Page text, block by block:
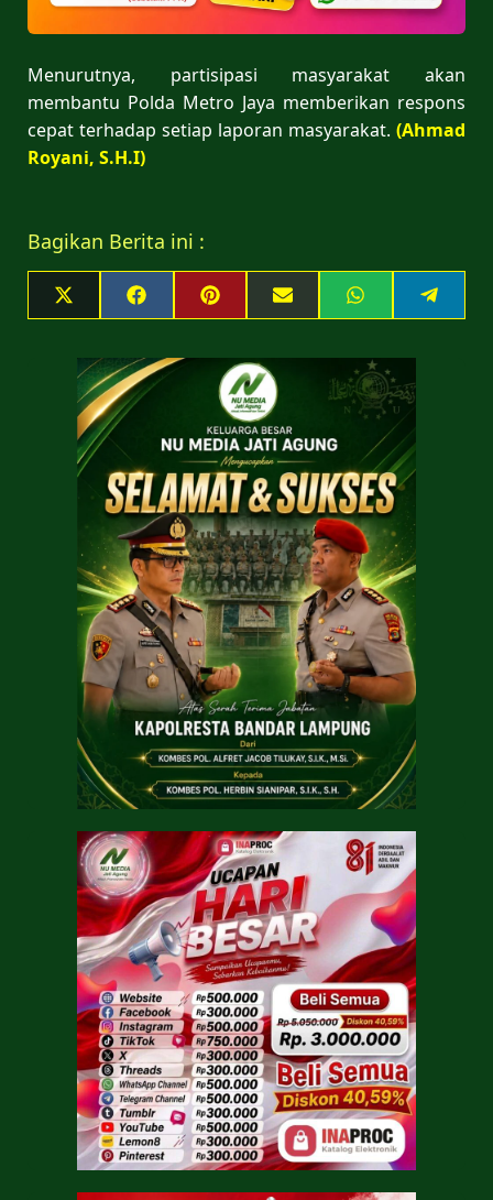
Menurutnya, partisipasi masyarakat akan
membantu Polda Metro Jaya memberikan respons
cepat terhadap setiap laporan masyarakat. (Ahmad
Royani, S.H.I)
Bagikan Berita ini :